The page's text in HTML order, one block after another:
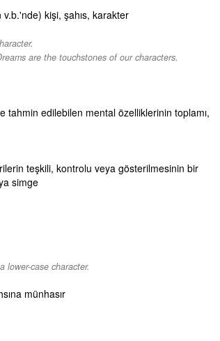
kişi, şahıs, karakter
are the touchstones of our characters.
tahmin edilebilen mental özelliklerinin toplamı,
teşkili, kontrolu veya gösterilmesinin bir
simge
lower-case character.
münhasır